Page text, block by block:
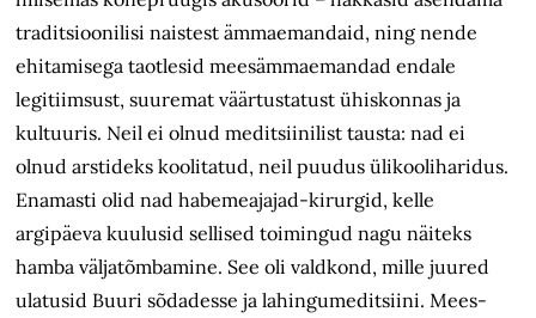
traditsioonilisi naistest ämmaemandaid, ning nende
ehitamisega taotlesid meesämmaemandad endale
legitiimsust, suuremat väärtustatust ühiskonnas ja
kultuuris. Neil ei olnud meditsiinilist tausta: nad ei
olnud arstideks koolitatud, neil puudus ülikooli­haridus.
Enamasti olid nad habemeajajad-kirurgid, kelle
argipäeva kuulusid sellised toimingud nagu näiteks
hamba väljatõmbamine. See oli valdkond, mille juured
ulatusid Buuri sõdadesse ja lahingumeditsiini. Mees-